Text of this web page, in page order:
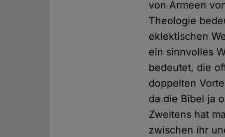
von Armeen
Theologie
eklektischen
ein sinnvolles
bedeutet, die
doppelten
da die Bibel ja
Zweitens hat
zwischen ihr